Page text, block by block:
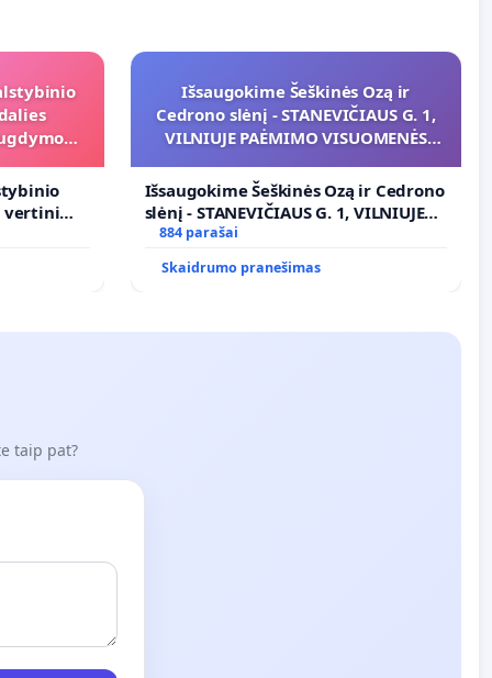
Išsaugokime Šeškinės Ozą ir
Cedrono slėnį - STANEVIČIAUS G. 1,
VILNIUJE PAĖMIMO VISUOMENĖS
PRITAIKYMO VIEŠAJAI ŽELDYNŲ
FUNKCIJAI
Išsaugokime Šeškinės Ozą ir Cedrono
slėnį - STANEVIČIAUS G. 1, VILNIUJE
PAĖMIMO VISUOMENĖS POREIKIAMS
(IŠPIRKIMO) IR JO PRITAIKYMO
VIEŠAJAI ŽELDYNŲ FUNKCIJAI
884 parašai
Skaidrumo pranešimas
taip pat?